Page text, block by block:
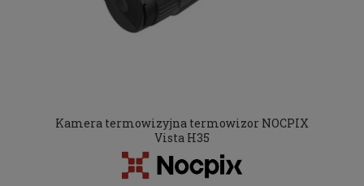
Kamera termowizyjna termowizor NOCPIX
Vista H35